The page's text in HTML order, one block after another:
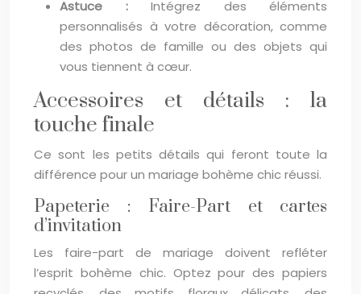
Astuce : Intégrez des éléments
personnalisés à votre décoration, comme
des photos de famille ou des objets qui
vous tiennent à cœur.
Accessoires et détails : la
touche finale
Ce sont les petits détails qui feront toute la
différence pour un mariage bohème chic réussi.
Papeterie : Faire-Part et cartes
d’invitation
Les faire-part de mariage doivent refléter
l’esprit bohème chic. Optez pour des papiers